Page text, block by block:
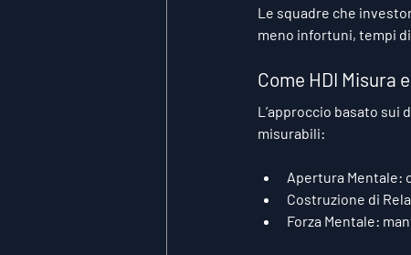
Le squadre che
meno infortuni, tempi
Come HDI Misura
L’approccio basato sui
misurabili:
Apertura Mentale:
Costruzione di
Forza Mentale: